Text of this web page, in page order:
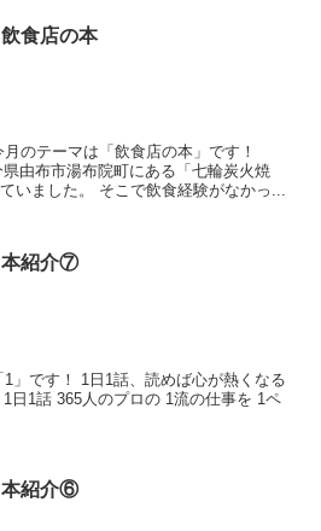
飲食店の本
のテーマは「飲食店の本」です！
県由布市湯布院町にある「七輪炭火焼
いました。 そこで飲食経験がなかっ...
本紹介⑦
」です！ 1日1話、読めば心が熱くなる
日1話 365人のプロの 1流の仕事を 1ペ
本紹介⑥